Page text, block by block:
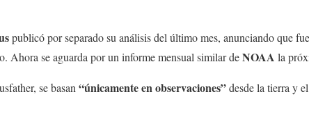
publicó por separado su análisis del último mes, anunciando que
Ahora se aguarda por un informe mensual similar deNOAA la
se basan “únicamente en observaciones”desde la tierra y